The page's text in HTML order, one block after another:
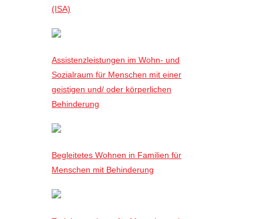
(ISA)
Assistenzleistungen im Wohn- und
Sozialraum für Menschen mit einer
geistigen und/ oder körperlichen
Behinderung
Begleitetes Wohnen in Familien für
Menschen mit Behinderung